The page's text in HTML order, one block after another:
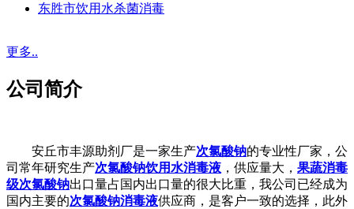
东胜市饮用水杀菌消毒
更多..
公司简介
安丘市丰源助剂厂是一家生产次氯酸钠的专业性厂家，公
司常年研究生产次氯酸钠饮用水消毒液 ，供应量大， 果蔬消毒
级次氯酸钠出口量占国内出口量的很大比重，我公司已经成为
国内主要的次氯酸钠消毒液供应商，是客户一致的选择，此外